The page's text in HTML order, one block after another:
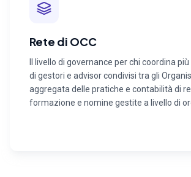
Rete di OCC
Il livello di governance per chi coordina
di gestori e advisor condivisi tra gli
aggregata delle pratiche e contabilità di
formazione e nomine gestite a livello di